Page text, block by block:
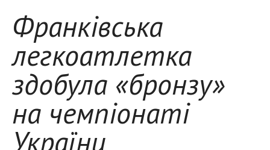
Франківська
легкоатлетка
здобула «бронзу»
на чемпіонаті
України